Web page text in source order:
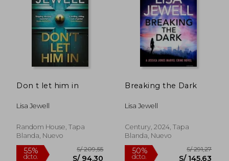
Don t let him in
Lisa Jewell
Random House, Tapa
Blanda, Nuevo
Breaking the Dark
Lisa Jewell
Century, 2024, Tapa
Blanda, Nuevo